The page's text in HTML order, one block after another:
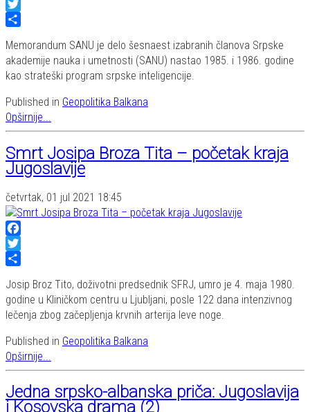
Facebook
Twitter
Memorandum SANU je delo šesnaest izabranih članova Srpske
akademije nauka i umetnosti (SANU) nastao 1985. i 1986. godine
kao strateški program srpske inteligencije.
Published in Geopolitika Balkana
Opširnije...
Smrt Josipa Broza Tita – početak kraja
Jugoslavije
četvrtak, 01 jul 2021 18:45
Facebook
Twitter
Josip Broz Tito, doživotni predsednik SFRJ, umro je 4. maja 1980.
godine u Kliničkom centru u Ljubljani, posle 122 dana intenzivnog
lečenja zbog začepljenja krvnih arterija leve noge.
Published in Geopolitika Balkana
Opširnije...
Jedna srpsko-albanska priča: Jugoslavija
i Kosovska drama (2)